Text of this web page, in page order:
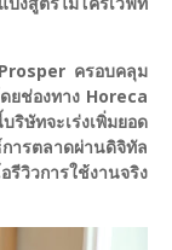
ครอบคลุม
ยช่องทาง Horeca
ษัทจะเร่งเพิ่มยอด
รตลาดผ่านดิจิทัล
วิวการใช้งานจริง